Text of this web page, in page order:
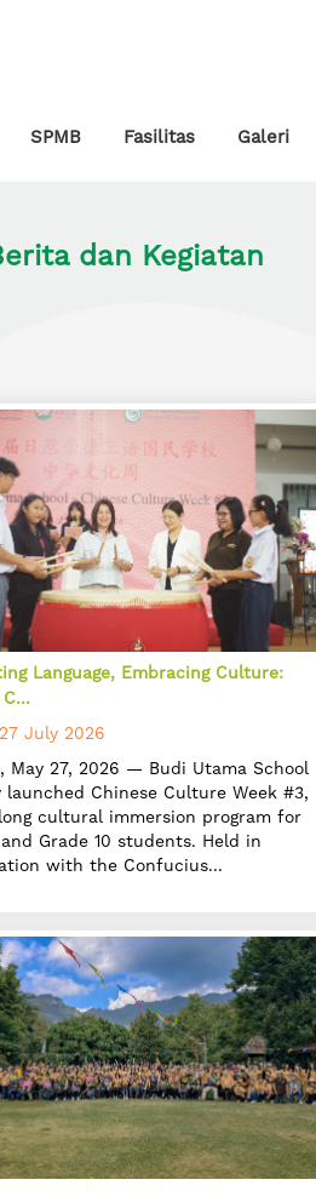
SPMB Fasilitas Galeri
dan Kegiatan
Language, Embracing Culture:
July 2026
May 27, 2026 — Budi Utama School
Chinese Culture Week #3,
cultural immersion program for
and Grade 10 students. Held in
with the Confucius...